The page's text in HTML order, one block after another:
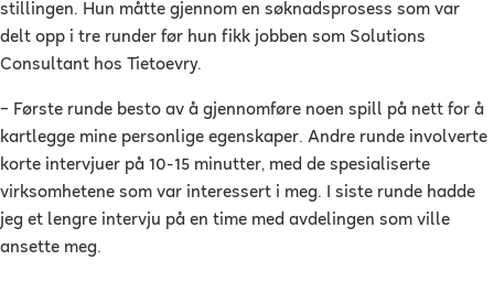
stillingen. Hun måtte gjennom en søknadsprosess som var
delt opp i tre runder før hun fikk jobben som Solutions
Consultant hos Tietoevry.
– Første runde besto av å gjennomføre noen spill på nett for å
kartlegge mine personlige egenskaper. Andre runde involverte
korte intervjuer på 10-15 minutter, med de spesialiserte
virksomhetene som var interessert i meg. I siste runde hadde
jeg et lengre intervju på en time med avdelingen som ville
ansette meg.